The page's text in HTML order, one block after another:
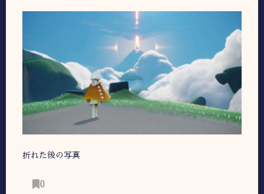
折れた後の写真
0